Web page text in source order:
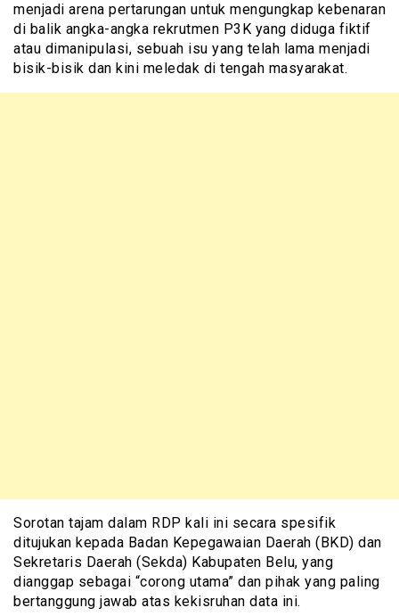
menjadi arena pertarungan untuk mengungkap kebenaran
di balik angka-angka rekrutmen P3K yang diduga fiktif
atau dimanipulasi, sebuah isu yang telah lama menjadi
bisik-bisik dan kini meledak di tengah masyarakat.
Sorotan tajam dalam RDP kali ini secara spesifik
ditujukan kepada Badan Kepegawaian Daerah (BKD) dan
Sekretaris Daerah (Sekda) Kabupaten Belu, yang
dianggap sebagai “corong utama” dan pihak yang paling
bertanggung jawab atas kekisruhan data ini.